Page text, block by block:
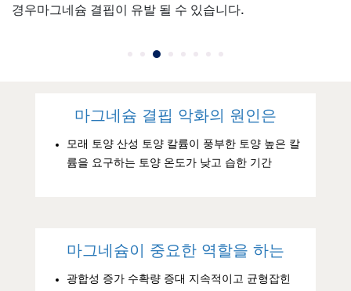
경우마그네슘 결핍이 유발 될 수 있습니다.
마그네슘 결핍 악화의 원인은
모래 토양 산성 토양 칼륨이 풍부한 토양 높은 칼
륨을 요구하는 토양 온도가 낮고 습한 기간
마그네슘이 중요한 역할을 하는
광합성 증가 수확량 증대 지속적이고 균형잡힌